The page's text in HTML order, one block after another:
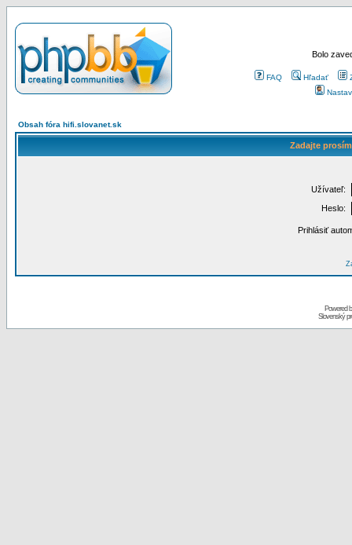
Bolo
FAQ Hľadať
Obsah fóra hifi.slovanet.sk
Zadajte
Užívateľ:
Heslo:
Prihlásiť
Powered
Slovenský